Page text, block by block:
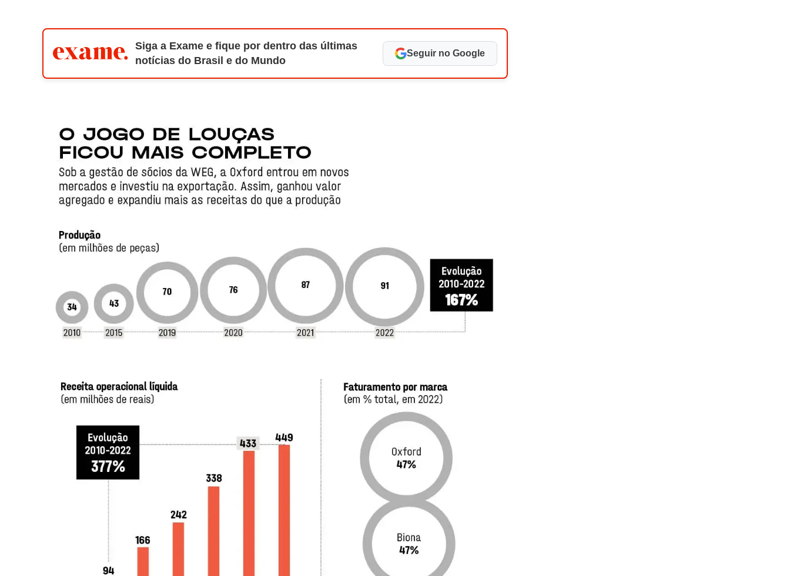
Siga a Exame e fique por dentro das últimas
notícias do Brasil e do Mundo
Seguir no Google